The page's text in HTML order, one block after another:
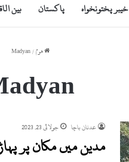
خیبر پختونخواہ پاکستان بین
ھوم/
Madyan
عدنان باچا جولائی 23, 2023
مدین میں مکان پر